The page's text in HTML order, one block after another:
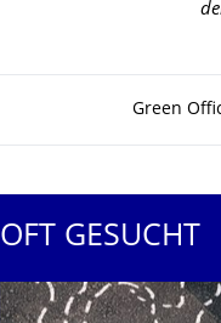
Green
OFT GESUCHT